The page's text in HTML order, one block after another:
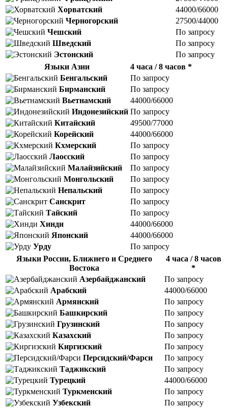
Хорватский
44000/66000
Черногорский
27500/44000
Чешский
По запросу
Шведский
По запросу
Эстонский
По запросу
Языки Азии
4 часа / 8 часов *
Бенгальский
По запросу
Бирманский
По запросу
Вьетнамский
44000/66000
Индонезийский По запросу
Китайский
49500/77000
Корейский
44000/66000
Кхмерский
По запросу
Лаосский
По запросу
Малайзийский
По запросу
Монгольский
По запросу
Непальский
По запросу
Санскрит
По запросу
Тайский
По запросу
Хинди
44000/66000
Японский
44000/66000
Урду
По запросу
Языки России, Ближнего и Среднего
Востока
4 часа / 8 часов
*
Азербайджанский
По запросу
Арабский
44000/66000
Армянский
По запросу
Башкирский
По запросу
Грузинский
По запросу
Казахский
По запросу
Киргизский
По запросу
Персидский/Фарси
По запросу
Таджикский
По запросу
Турецкий
44000/66000
Туркменский
По запросу
Узбекский
По запросу